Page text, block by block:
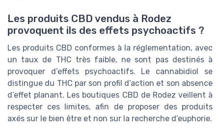
Les produits CBD vendus à Rodez
provoquent ils des effets psychoactifs ?
Les produits CBD conformes à la réglementation, avec
un taux de THC très faible, ne sont pas destinés à
provoquer d’effets psychoactifs. Le cannabidiol se
distingue du THC par son profil d’action et son absence
d’effet planant. Les boutiques CBD de Rodez veillent à
respecter ces limites, afin de proposer des produits
axés sur le bien être et non sur la recherche d’euphorie.